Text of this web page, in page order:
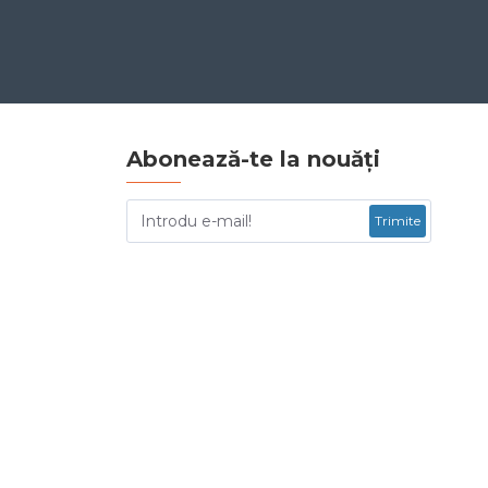
Abonează-te la nouăți
Trimite